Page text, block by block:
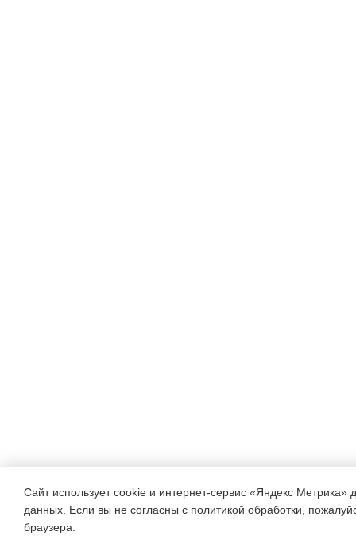
Сайт использует cookie и интернет-сервис «Яндекс Метрика»
данных. Если вы не согласны с политикой обработки,
браузера.